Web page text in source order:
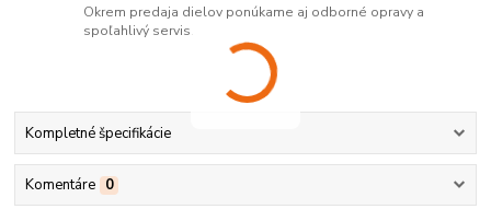
Okrem predaja dielov ponúkame aj odborné opravy a
spoľahlivý servis.
Kompletné špecifikácie
Komentáre 0